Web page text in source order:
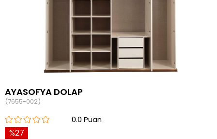
AYASOFYA DOLAP
(7655-002)
0.0
27